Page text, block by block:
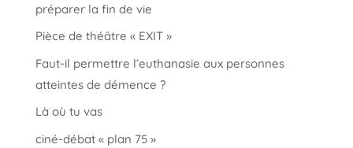
préparer la fin de vie
Pièce de théâtre « EXIT »
Faut-il permettre l’euthanasie aux personnes
atteintes de démence ?
Là où tu vas
ciné-débat « plan 75 »